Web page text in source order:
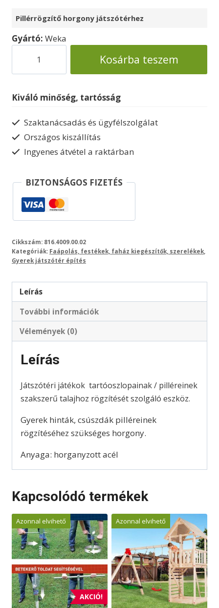
Pillérrögzítő horgony játszótérhez
Gyártó: Weka
horgony
játszótéri
mennyiség
Kosárba teszem
Kiváló minőség, tartósság
Szaktanácsadás és ügyfélszolgálat
Országos kiszállítás
Ingyenes átvétel a raktárban
BIZTONSÁGOS FIZETÉS
Cikkszám: 816.4009.00.02
Kategóriák: Faápolás, festékek, faház kiegészítők, szerelékek
Gyerek játszótér építés
Leírás
További információk
Vélemények (0)
Leírás
Játszótéri játékok tartóoszlopainak / pilléreinek
szakszerű talajhoz rögzítését szolgáló eszköz.
Gyerek hinták, csúszdák pilléreinek
rögzítéséhez szükséges horgony.
Anyaga: horganyzott acél
Kapcsolódó termékek
AKCIÓ!
Azonnal elvihető Azonnal elvihető